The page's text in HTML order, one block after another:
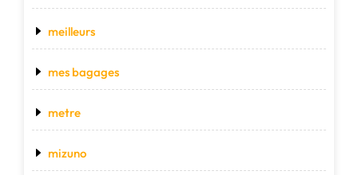
meilleurs
mes bagages
metre
mizuno